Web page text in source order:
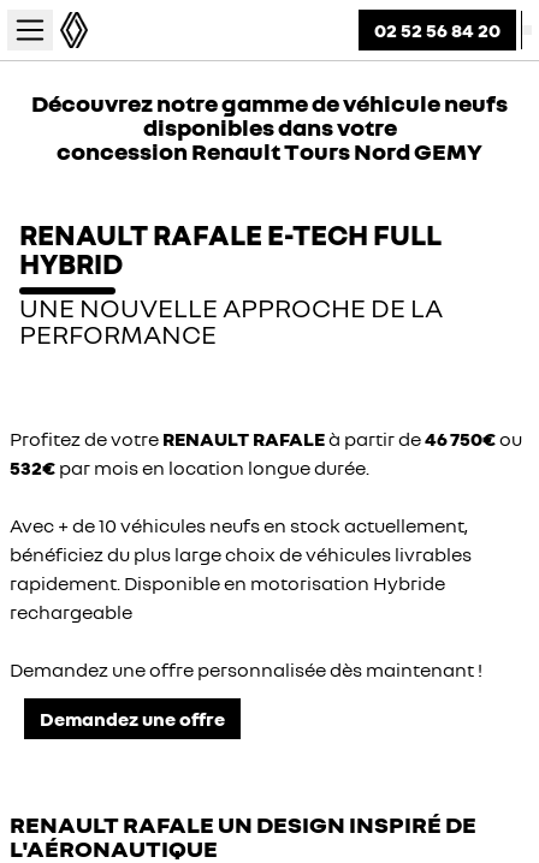
02 52 56 84 20
Découvrez notre gamme de véhicule neufs
disponibles dans votre
concession Renault Tours Nord GEMY
RENAULT RAFALE E-TECH FULL
HYBRID
UNE NOUVELLE APPROCHE DE LA
PERFORMANCE
Profitez de votre RENAULT RAFALEà partir de46 750€ou
532€ par mois en location longue durée.
Avec + de 10 véhicules neufs en stock actuellement,
bénéficiez du plus large choix de véhicules livrables
rapidement. Disponible en motorisation Hybride
rechargeable
Demandez une offre personnalisée dès maintenant !
Demandez une offre
RENAULT RAFALE UN DESIGN INSPIRÉ DE
L'AÉRONAUTIQUE